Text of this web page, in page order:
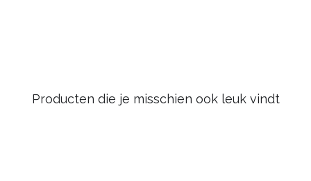
Producten die je misschien ook leuk vindt